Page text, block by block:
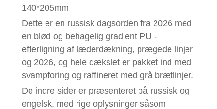
140*205mm
Dette er en russisk dagsorden fra 2026 med
en blød og behagelig gradient PU -
efterligning af læderdækning, prægede linjer
og 2026, og hele dækslet er pakket ind med
svampforing og raffineret med grå brætlinjer.
De indre sider er præsenteret på russisk og
engelsk, med rige oplysninger såsom